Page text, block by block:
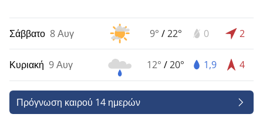
Σάββατο 8 Αυγ 9° /22° 0 2
Κυριακή 9 Αυγ 12° /20° 1,9 4
Πρόγνωση καιρού 14 ημερών